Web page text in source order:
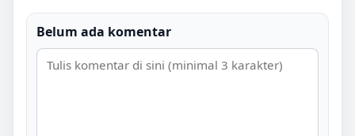
Belum ada komentar